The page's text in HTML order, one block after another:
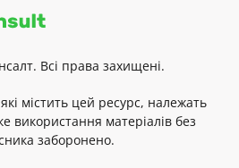
Всі права захищені.
містить цей ресурс, належать
використання матеріалів без
заборонено.